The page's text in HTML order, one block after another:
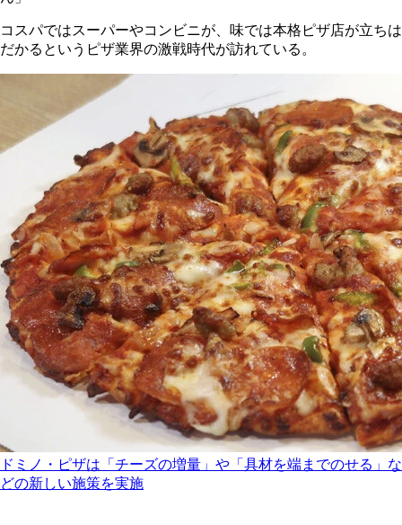
コスパではスーパーやコンビニが、味では本格ピザ店が立ちは
だかるというピザ業界の激戦時代が訪れている。
ドミノ・ピザは「チーズの増量」や「具材を端までのせる」な
どの新しい施策を実施